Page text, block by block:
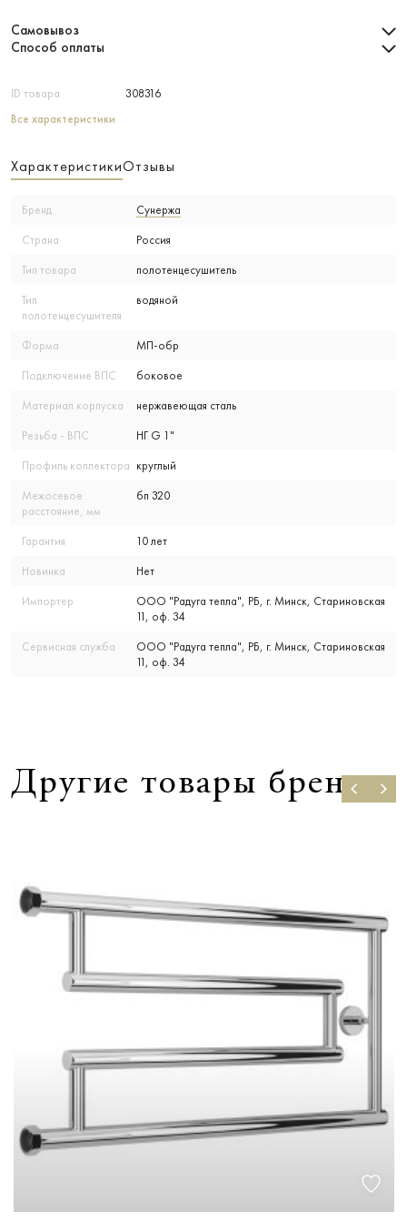
ID товара 308316
Все характеристики
Самовывоз
Способ оплаты
ХарактеристикиОтзывы
Бренд Сунержа
Страна Россия
Тип товара полотенцесушитель
Тип
полотенцесушителя
водяной
Форма МП-обр
Подключение ВПС боковое
Материал корпуска нержавеющая сталь
Резьба - ВПС НГ G 1"
Профиль коллектора круглый
Межосевое
расстояние, мм
бп 320
Гарантия 10 лет
Новинка Нет
Импортер
ООО "Радуга тепла", РБ, г. Минск, Стариновская
11, оф. 34
Сервисная служба
ООО "Радуга тепла", РБ, г. Минск, Стариновская
11, оф. 34
Другие товары бренда